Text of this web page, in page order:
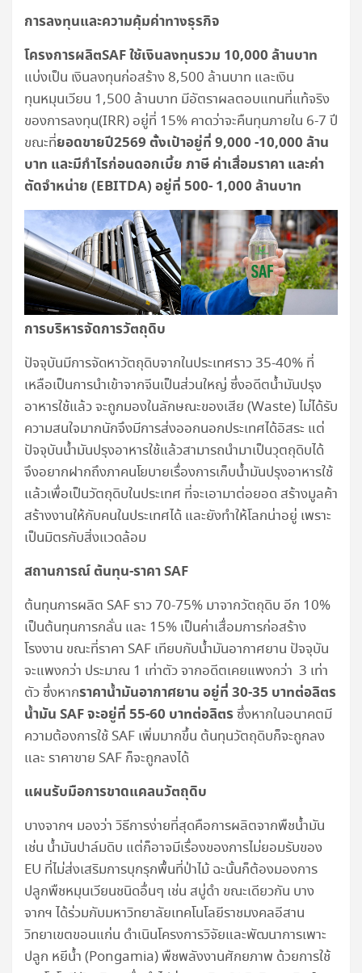
การลงทุนและความคุ้มค่าทางธุรกิจ
โครงการผลิตSAF ใช้เงินลงทุนรวม 10,000 ล้านบาท
แบ่งเป็น เงินลงทุนก่อสร้าง 8,500 ล้านบาท และเงิน
ทุนหมุนเวียน 1,500 ล้านบาท มีอัตราผลตอบแทนที่แท้จริง
ของการลงทุน(IRR) อยู่ที่ 15% คาดว่าจะคืนทุนภายใน 6-7 ปี
ขณะที่ยอดขายปี2569 ตั้งเป้าอยู่ที่ 9,000 -10,000 ล้าน
บาท และมีกำไรก่อนดอกเบี้ย ภาษี ค่าเสื่อมราคา และค่า
ตัดจำหน่าย (EBITDA) อยู่ที่ 500- 1,000 ล้านบาท
การบริหารจัดการวัตถุดิบ
ปัจจุบันมีการจัดหาวัตถุดิบจากในประเทศราว 35-40% ที่
เหลือเป็นการนำเข้าจากจีนเป็นส่วนใหญ่ ซึ่งอดีตน้ำมันปรุง
อาหารใช้แล้ว จะถูกมองในลักษณะของเสีย (Waste) ไม่ได้รับ
ความสนใจมากนักจึงมีการส่งออกนอกประเทศได้อิสระ แต่
ปัจจุบันน้ำมันปรุงอาหารใช้แล้วสามารถนำมาเป็นวุตถุดิบได้
จึงอยากฝากถึงภาคนโยบายเรื่องการเก็บน้ำมันปรุงอาหารใช้
แล้วเพื่อเป็นวัตถุดิบในประเทศ ที่จะเอามาต่อยอด สร้างมูลค้า
สร้างงานให้กับคนในประเทศได้ และยังทำให้โลกน่าอยู่ เพราะ
เป็นมิตรกับสิ่งแวดล้อม
สถานการณ์ ต้นทุน-ราคาSAF
ต้นทุนการผลิต SAF ราว 70-75% มาจากวัตถุดิบ อีก 10%
เป็นต้นทุนการกลั่น และ 15% เป็นค่าเสื่อมการก่อสร้าง
โรงงาน ขณะที่ราคา SAF เทียบกับน้ำมันอากาศยาน ปัจจุบัน
จะแพงกว่า ประมาณ 1 เท่าตัว จากอดีตเคยแพงกว่า 3 เท่า
ตัว ซึ่งหากราคาน้ำมันอากาศยาน อยู่ที่ 30-35 บาทต่อลิตร
น้ำมัน SAF จะอยู่ที่ 55-60 บาทต่อลิตรซึ่งหากในอนาคตมี
ความต้องการใช้ SAF เพิ่มมากขึ้น ต้นทุนวัตถุดิบก็จะถูกลง
และ ราคาขาย SAF ก็จะถูกลงได้
แผนรับมือการขาดแคลนวัตถุดิบ
บางจากฯ มองว่า วิธีการง่ายที่สุดคือการผลิตจากพืชน้ำมัน
เช่น น้ำมันปาล์มดิบ แต่ก็อาจมีเรื่องของการไม่ยอมรับของ
EU ที่ไม่ส่งเสริมการบุกรุกพื้นที่ป่าไม้ ฉะนั้นก็ต้องมองการ
ปลูกพืชหมุนเวียนชนิดอื่นๆ เช่น สบู่ดำ ขณะเดียวกัน บาง
จากฯ ได้ร่วมกับมหาวิทยาลัยเทคโนโลยีราชมงคลอีสาน
วิทยาเขตขอนแก่น ดำเนินโครงการวิจัยและพัฒนาการเพาะ
ปลูก หยีน้ำ (Pongamia) พืชพลังงานศักยภาพ ด้วยการใช้